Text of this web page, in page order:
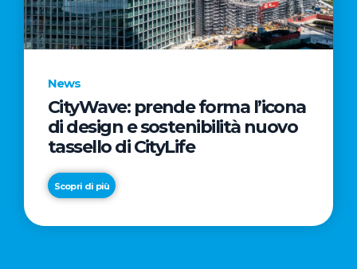
News
CityWave: prende forma l’icona
di design e sostenibilità nuovo
tassello di CityLife
Scopri di più
News
“Passione